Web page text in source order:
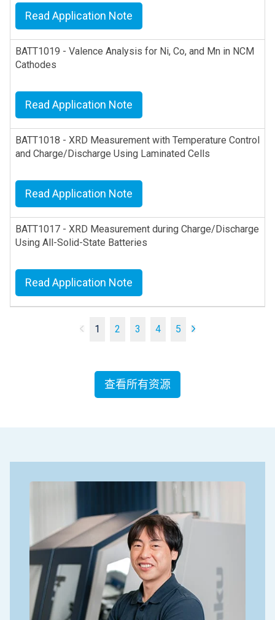
Read Application Note
BATT1019 - Valence Analysis for Ni, Co, and Mn in NCM
Cathodes
Read Application Note
BATT1018 - XRD Measurement with Temperature Control
and Charge/Discharge Using Laminated Cells
Read Application Note
BATT1017 - XRD Measurement during Charge/Discharge
Using All-Solid-State Batteries
Read Application Note
1 2 3 4 5
查看所有资源